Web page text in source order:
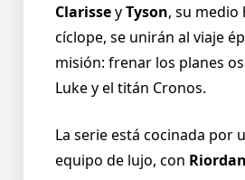
ClarisseyTyson, su medio
cíclope, se unirán al viaje
misión: frenar los planes
Luke y el titán Cronos.
La serie está cocinada por
equipo de lujo, con